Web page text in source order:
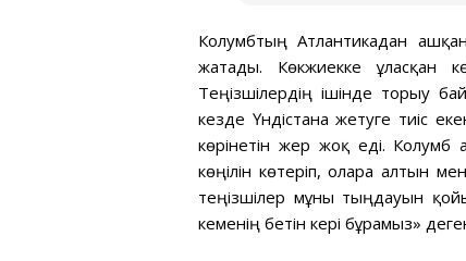
Колумбтың Атлантикадан
жатады. Көкжиекке ұласқан
Теңізшілердің ішінде торығу
кезде Үндістанға жетуге тиіс
көрінетін жер жоқ еді. Колумб
көңілін көтеріп, оларға алтын
теңізшілер мұны тыңдауын
кеменің бетін кері бұрамыз»